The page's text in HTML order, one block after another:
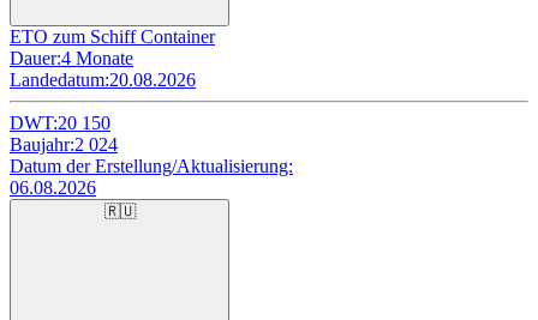
ETO zum Schiff Container
Dauer:4 Monate
Landedatum:20.08.2026
DWT:20 150
Baujahr:2 024
Datum der Erstellung/Aktualisierung:
06.08.2026
🇷🇺